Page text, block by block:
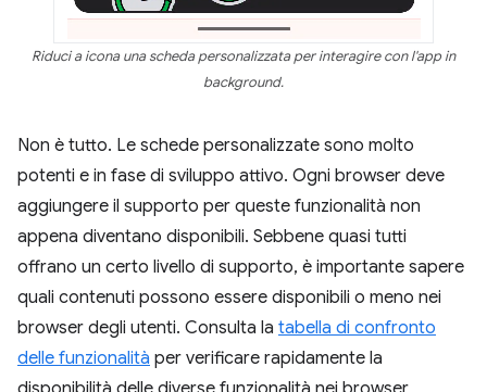
Riduci a icona una scheda personalizzata per interagire con l'app in
background.
Non è tutto. Le schede personalizzate sono molto
potenti e in fase di sviluppo attivo. Ogni browser deve
aggiungere il supporto per queste funzionalità non
appena diventano disponibili. Sebbene quasi tutti
offrano un certo livello di supporto, è importante sapere
quali contenuti possono essere disponibili o meno nei
browser degli utenti. Consulta la tabella di confronto
delle funzionalità per verificare rapidamente la